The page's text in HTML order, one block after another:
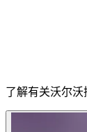
了解有关沃尔